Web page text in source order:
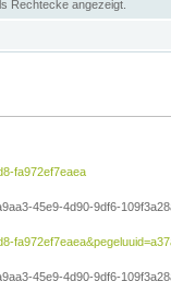
Rechtecke angezeigt.
fa972ef7eaea
45e9-4d90-9df6-
45e9-4d90-9df6-